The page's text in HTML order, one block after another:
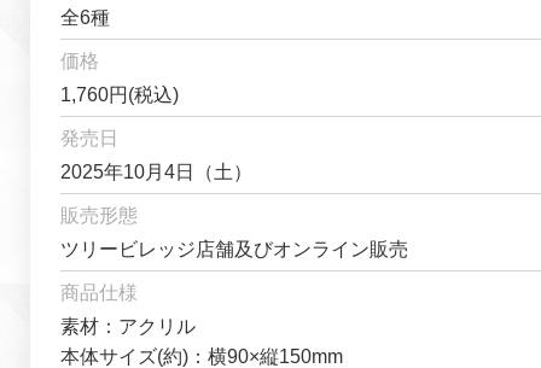
全6種
価格
1,760円(税込)
発売日
2025年10月4日（土）
販売形態
ツリービレッジ店舗及びオンライン販売
商品仕様
素材：アクリル
本体サイズ(約)：横90×縦150mm